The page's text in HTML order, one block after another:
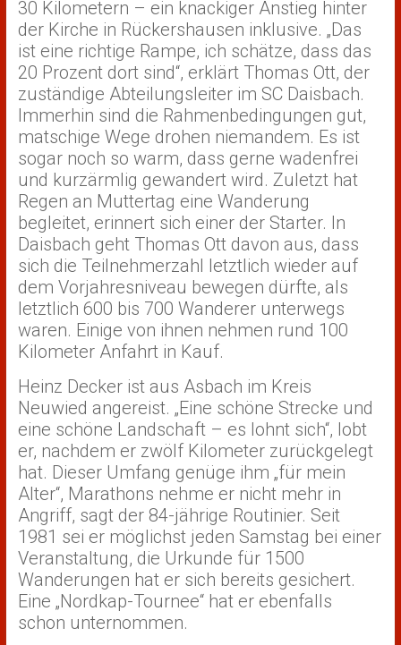
30 Kilometern – ein knackiger Anstieg hinter
der Kirche in Rückershausen inklusive. „Das
ist eine richtige Rampe, ich schätze, dass das
20 Prozent dort sind“, erklärt Thomas Ott, der
zuständige Abteilungsleiter im SC Daisbach.
Immerhin sind die Rahmenbedingungen gut,
matschige Wege drohen niemandem. Es ist
sogar noch so warm, dass gerne wadenfrei
und kurzärmlig gewandert wird. Zuletzt hat
Regen an Muttertag eine Wanderung
begleitet, erinnert sich einer der Starter. In
Daisbach geht Thomas Ott davon aus, dass
sich die Teilnehmerzahl letztlich wieder auf
dem Vorjahresniveau bewegen dürfte, als
letztlich 600 bis 700 Wanderer unterwegs
waren. Einige von ihnen nehmen rund 100
Kilometer Anfahrt in Kauf.
Heinz Decker ist aus Asbach im Kreis
Neuwied angereist. „Eine schöne Strecke und
eine schöne Landschaft – es lohnt sich“, lobt
er, nachdem er zwölf Kilometer zurückgelegt
hat. Dieser Umfang genüge ihm „für mein
Alter“, Marathons nehme er nicht mehr in
Angriff, sagt der 84-jährige Routinier. Seit
1981 sei er möglichst jeden Samstag bei einer
Veranstaltung, die Urkunde für 1500
Wanderungen hat er sich bereits gesichert.
Eine „Nordkap-Tournee“ hat er ebenfalls
schon unternommen.